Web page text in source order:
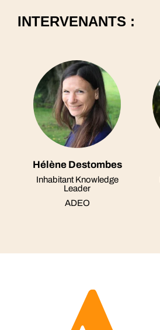
INTERVENANTS :
Hélène Destombes
Inhabitant Knowledge
Leader
ADEO